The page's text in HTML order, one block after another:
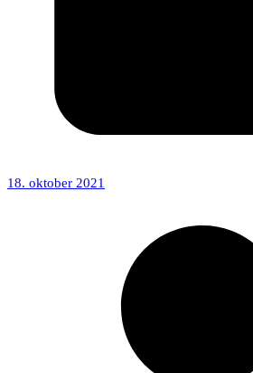
18. oktober 2021